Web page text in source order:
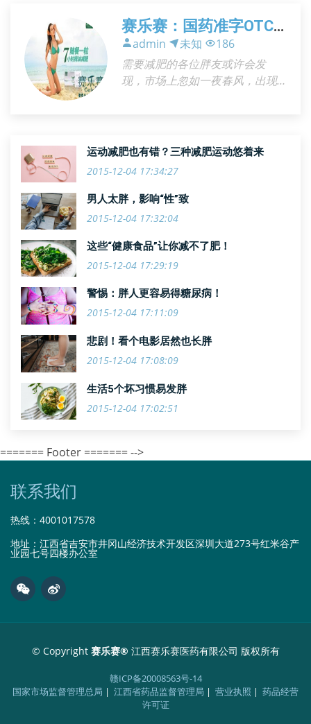
达到4600万人。由于肥胖而导致
高
赛乐赛：国药准字OTC
安全减肥药
admin 未知
186
需要减肥的各位胖友或许会发
现，市场上忽如一夜春风，出现
字OTC减肥药，包装上不仅有明显
运动减肥也有错？三种减肥运动悠着来
2015-12-04 17:34:27
男人太胖，影响“性”致
2015-12-04 17:32:04
这些“健康食品”让你减不了肥！
2015-12-04 17:29:19
警惕：胖人更容易得糖尿病！
2015-12-04 17:11:09
悲剧！看个电影居然也长胖
2015-12-04 17:08:09
生活5个坏习惯易发胖
2015-12-04 17:02:51
======= Footer ======= -->
联系我们
热线： 4001017578
地址：江西省吉安市井冈山经济技术开发区深圳大道273号红米谷产
业园七号四楼办公室
© Copyright 赛乐赛® 江西赛乐赛医药有限公司 版权所有
赣ICP备20008563号-14
国家市场监督管理总局 | 江西省药品监督管理局 | 营业执照 | 药品经营
许可证